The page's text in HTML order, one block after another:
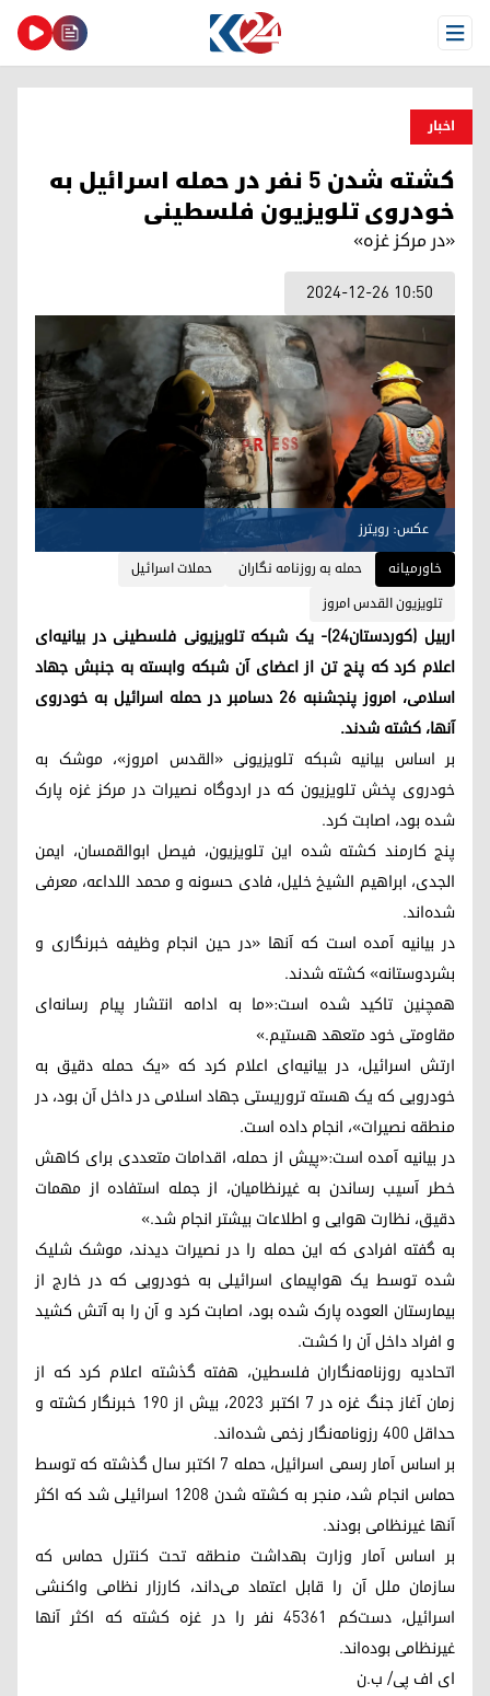
Open Menu
اخبار
کشته شدن ۵ نفر در حمله اسرائیل به
خودروی تلویزیون فلسطینی
«در مرکز غزه»
2024-12-26 10:50
عکس: رویترز
خاورمیانه
حمله به روزنامه نگاران
حملات اسرائیل
تلویزیون القدس امروز
اربیل (کوردستان٢٤)- یک شبکه تلویزیونی فلسطینی در بیانیه‌ای
اعلام کرد که پنج تن از اعضای آن شبکه وابسته به جنبش جهاد
اسلامی، امروز پنجشنبه ۲۶ دسامبر در حمله اسرائیل به خودروی
آنها، کشته شدند.
بر اساس بیانیه شبکه تلویزیونی «القدس امروز»، موشک به
خودروی پخش تلویزیون که در اردوگاه نصیرات در مرکز غزه پارک
شده بود، اصابت کرد.
پنج کارمند کشته شده این تلویزیون، فیصل ابوالقمسان، ایمن
الجدی، ابراهیم الشیخ خلیل، فادی حسونه و محمد اللداعه، معرفی
شده‌اند.
در بیانیه آمده است که آنها «در حین انجام وظیفه خبرنگاری و
بشردوستانه» کشته شدند.
همچنین تاکید شده است:«ما به ادامه انتشار پیام رسانه‌ای
مقاومتی خود متعهد هستیم.»
ارتش اسرائیل، در بیانیه‌ای اعلام کرد که «یک حمله دقیق به
خودرویی که یک هسته تروریستی جهاد اسلامی در داخل آن بود، در
منطقه نصیرات»، انجام داده است.
در بیانیه آمده است:«پیش از حمله، اقدامات متعددی برای کاهش
خطر آسیب رساندن به غیرنظامیان، از جمله استفاده از مهمات
دقیق، نظارت هوایی و اطلاعات بیشتر انجام شد.»
به گفته افرادی که این حمله را در نصیرات دیدند، موشک شلیک
شده توسط یک هواپیمای اسرائیلی به خودرویی که در خارج از
بیمارستان العوده پارک شده بود، اصابت کرد و آن را به آتش کشید
و افراد داخل آن را کشت.
اتحادیه روزنامه‌نگاران فلسطین، هفته گذشته اعلام کرد که از
زمان آغاز جنگ غزه در 7 اکتبر 2023، بیش از 190 خبرنگار کشته و
حداقل 400 رزونامه‌نگار زخمی شده‌اند.
بر اساس آمار رسمی اسرائیل، حمله 7 اکتبر سال گذشته که توسط
حماس انجام شد، منجر به کشته شدن 1208 اسرائیلی شد که اکثر
آنها غیرنظامی بودند.
بر اساس آمار وزارت بهداشت منطقه تحت کنترل حماس که
سازمان ملل آن را قابل اعتماد می‌داند، کارزار نظامی واکنشی
اسرائیل، دست‌کم 45361 نفر را در غزه کشته که اکثر آنها
غیرنظامی بوده‌اند.
ای اف پی/ ب.ن